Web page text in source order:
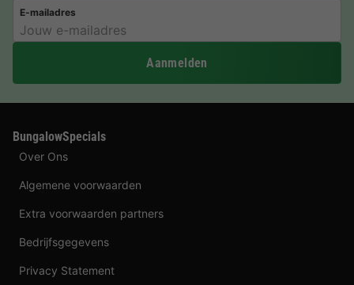
E-mailadres
Aanmelden
BungalowSpecials
Over Ons
Algemene voorwaarden
Extra voorwaarden partners
Bedrijfsgegevens
Privacy Statement